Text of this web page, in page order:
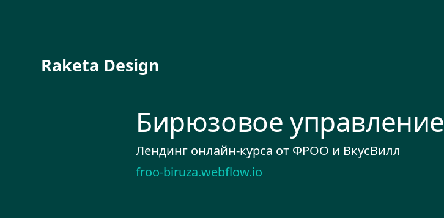
Raketa Design
Бирюзовое управление
Лендинг онлайн-курса от ФРОО и ВкусВилл
froo-biruza.webflow.io